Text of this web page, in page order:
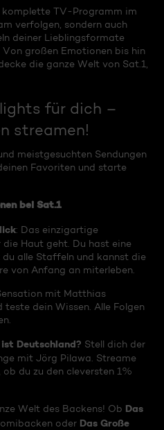
komplette TV-Programm im
verfolgen, sondern auch
deiner Lieblingsformate
großen Emotionen bis hin
die ganze Welt von Sat.1,
für dich –
streamen!
meistgesuchten Sendungen
Favoriten und starte
bei Sat.1
: Das einzigartige
Haut geht. Du hast eine
alle Staffeln und kannst die
von Anfang an miterleben.
mit Matthias
teste dein Wissen. Alle Folgen
Deutschland? Stell dich der
mit Jörg Pilawa. Streame
du zu den cleversten 1%
Welt des Backens! Ob Das
oder Das Große